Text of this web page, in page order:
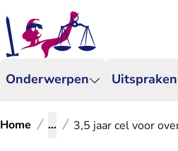
Onderwerpen
Home ... 3,5 jaar cel voor